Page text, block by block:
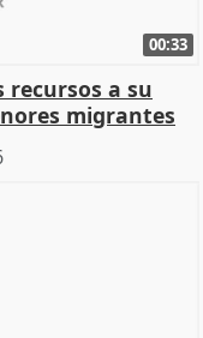
00:33
a su
migrantes